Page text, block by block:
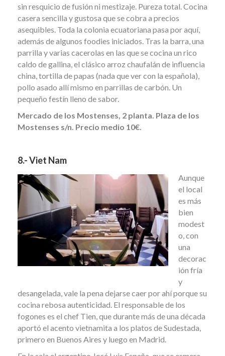
sin resquicio de fusión ni mestizaje. Pureza total. Cocina
casera sencilla y gustosa que se cobra a precios
asequibles. Toda la colonia ecuatoriana pasa por aquí,
además de algunos foodies iniciados. Tras la barra, una
parrilla y varias cacerolas en las que se cocina un rico
caldo de gallina, el clásico arroz chaufalán de influencia
china, tortilla de papas (nada que ver con la española),
pollo asado allí mismo en parrillas de carbón. Un
pequeño festín lleno de sabor.
Mercado de los Mostenses, 2 planta. Plaza de los
Mostenses s/n. Precio medio 10€.
8.- Viet Nam
Aunque
el local
es más
bien
modest
o, con
una
decorac
ión fría
y
desangelada, vale la pena dejarse caer por ahí porque su
cocina rebosa autenticidad. El responsable de los
fogones es el chef Tien, que durante más de una década
aportó el acento vietnamita a los platos de Sudestada,
primero en Buenos Aires y luego en Madrid.